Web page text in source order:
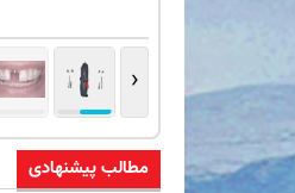
‹
مطالب پیشنهادی